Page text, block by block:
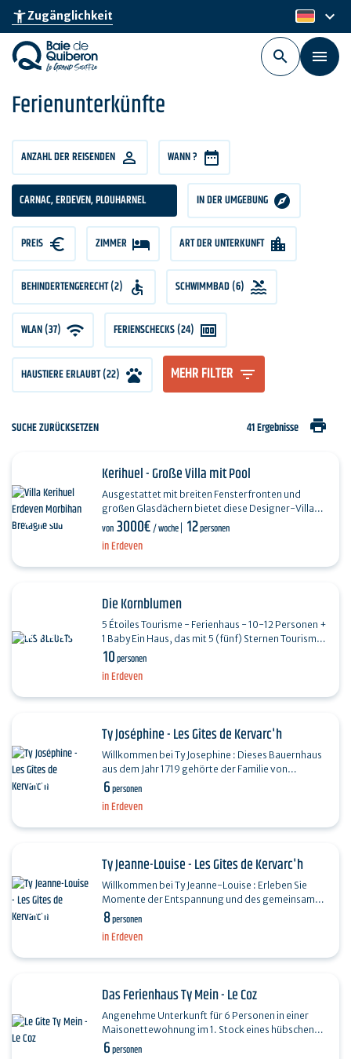
Skip
main
content
accessibility_newZugänglichkeit de
keyboard_arrow_down
Ferienunterkünfte
ANZAHL
DER
REISENDEN
ANZAHL DER REISENDEN WANN ?
CARNAC, ERDEVEN, PLOUHARNEL IN DER UMGEBUNG
PREIS
PREIS ZIMMER
ZIMMER ART DER UNTERKUNFT
BEHINDERTENGERECHT (2) SCHWIMMBAD (6)
WLAN (37) FERIENSCHECKS (24)
HAUSTIERE ERLAUBT (22) MEHR FILTER
SUCHE ZURÜCKSETZEN 41 Ergebnisse print
in Erdeven
Kerihuel - Große Villa mit Pool
Ausgestattet mit breiten Fensterfronten und
großen Glasdächern bietet diese Designer-Villa
mit ihren großzügigen Räumen ein höheres Maß an
Komfort.…
von 3000€/ woche 12personen
in Erdeven
Die Kornblumen
5 Étoiles Tourisme - Ferienhaus - 10-12 Personen +
1 Baby Ein Haus, das mit 5 (fünf) Sternen Tourisme
de France klassifiziert ist, bestehend aus im…
10personen
in Erdeven
Ty Joséphine - Les Gîtes de Kervarc'h
Willkommen bei Ty Josephine : Dieses Bauernhaus
aus dem Jahr 1719 gehörte der Familie von
Josephine. Wir wünschten uns eine
Qualitätsrenovierung, die…
6personen
in Erdeven
Ty Jeanne-Louise - Les Gîtes de Kervarc'h
Willkommen bei Ty Jeanne-Louise : Erleben Sie
Momente der Entspannung und des gemeinsamen
Vergnügens mit der Familie oder mit Freunden in
diesem…
8personen
Das Ferienhaus Ty Mein - Le Coz
Angenehme Unterkunft für 6 Personen in einer
Maisonettewohnung im 1. Stock eines hübschen
Bauernhauses, das 400 m vom großen Strand von
6personen